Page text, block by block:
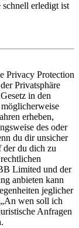
erledigt ist
Privacy Protection
Privatsphäre
in den
erheben,
des oder
du dir unsicher
der du dich zu
Limited und der
anbieten kann
jeglicher
wen soll ich
Anfragen